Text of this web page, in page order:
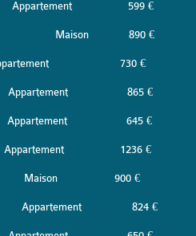
Appartement 599 €
Maison 890 €
730 €
Appartement 865 €
Appartement 645 €
Appartement 1236 €
Maison 900 €
Appartement 824 €